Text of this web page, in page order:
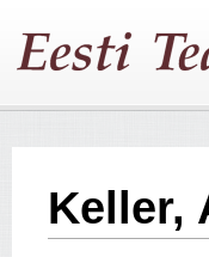
Keller,